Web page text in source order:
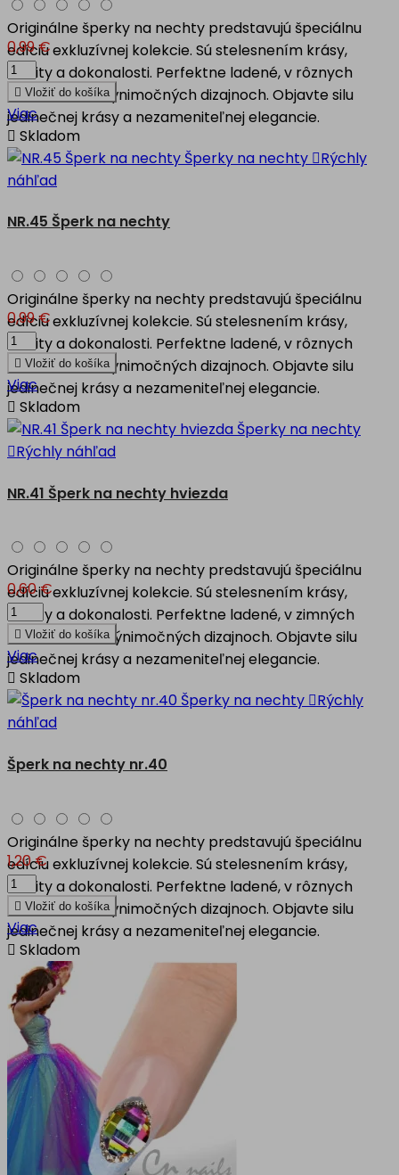
Originálne šperky na nechty predstavujú špeciálnu
edíciu exkluzívnej kolekcie. Sú stelesnením krásy,
kvality a dokonalosti. Perfektne ladené, v rôznych
motívoch, vo výnimočných dizajnoch. Objavte silu
jedinečnej krásy a nezameniteľnej elegancie.
0,99 €
 Vložiť do košíka
Viac
 Skladom
Rýchly
náhľad
NR.45 Šperk na nechty
Originálne šperky na nechty predstavujú špeciálnu
edíciu exkluzívnej kolekcie. Sú stelesnením krásy,
kvality a dokonalosti. Perfektne ladené, v rôznych
motívoch, vo výnimočných dizajnoch. Objavte silu
jedinečnej krásy a nezameniteľnej elegancie.
0,99 €
 Vložiť do košíka
Viac
 Skladom
Rýchly náhľad
NR.41 Šperk na nechty hviezda
Originálne šperky na nechty predstavujú špeciálnu
edíciu exkluzívnej kolekcie. Sú stelesnením krásy,
kvality a dokonalosti. Perfektne ladené, v zimných
motívoch, vo výnimočných dizajnoch. Objavte silu
jedinečnej krásy a nezameniteľnej elegancie.
0,60 €
 Vložiť do košíka
Viac
 Skladom
Rýchly
náhľad
Šperk na nechty nr.40
Originálne šperky na nechty predstavujú špeciálnu
edíciu exkluzívnej kolekcie. Sú stelesnením krásy,
kvality a dokonalosti. Perfektne ladené, v rôznych
motívoch, vo výnimočných dizajnoch. Objavte silu
jedinečnej krásy a nezameniteľnej elegancie.
1,20 €
 Vložiť do košíka
Viac
 Skladom